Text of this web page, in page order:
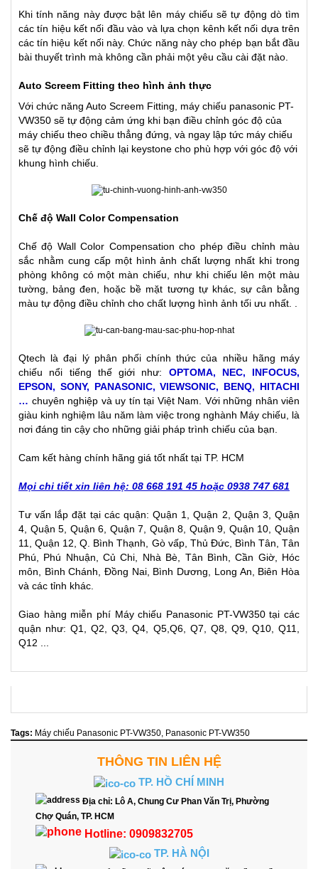
Khi tính năng này được bật lên máy chiếu sẽ tự động dò tìm
các tín hiệu kết nối đầu vào và lựa chọn kênh kết nối dựa trên
các tín hiệu kết nối này. Chức năng này cho phép bạn bắt đầu
bài thuyết trình mà không cần phải một yêu cầu cài đặt nào.
Auto Screem Fitting theo hình ảnh thực
Với chức năng Auto Screem Fitting, máy chiếu panasonic PT-
VW350 sẽ tự động cảm ứng khi bạn điều chỉnh góc độ của
máy chiếu theo chiều thẳng đứng, và ngay lập tức máy chiếu
sẽ tự động điều chỉnh lại keystone cho phù hợp với góc độ với
khung hình chiếu.
Chế độ Wall Color Compensation
Chế độ Wall Color Compensation cho phép điều chỉnh màu
sắc nhằm cung cấp một hình ảnh chất lượng nhất khi trong
phòng không có một màn chiếu, như khi chiếu lên một màu
tường, bảng đen, hoặc bề mặt tương tự khác, sự cân bằng
màu tự động điều chỉnh cho chất lượng hình ảnh tối ưu nhất. .
Qtech là đại lý phân phối chính thức của nhiều hãng máy
chiếu nổi tiếng thế giới như: OPTOMA, NEC, INFOCUS,
EPSON, SONY, PANASONIC, VIEWSONIC, BENQ, HITACHI
… chuyên nghiệp và uy tín tại Việt Nam. Với những nhân viên
giàu kinh nghiệm lâu năm làm việc trong nghành Máy chiếu, là
nơi đáng tin cậy cho những giải pháp trình chiếu của bạn.
Cam kết hàng chính hãng giá tốt nhất tại TP. HCM
Mọi chi tiết xin liên hệ: 08 668 191 45 hoặc 0938 747 681
Tư vấn lắp đặt tại các quận: Quận 1, Quận 2, Quận 3, Quận
4, Quận 5, Quận 6, Quận 7, Quận 8, Quận 9, Quận 10, Quận
11, Quận 12, Q. Bình Thạnh, Gò vấp, Thủ Đức, Bình Tân, Tân
Phú, Phú Nhuận, Củ Chi, Nhà Bè, Tân Bình, Cần Giờ, Hóc
môn, Bình Chánh, Đồng Nai, Bình Dương, Long An, Biên Hòa
và các tỉnh khác.
Giao hàng miễn phí Máy chiếu Panasonic PT-VW350 tại các
quận như: Q1, Q2, Q3, Q4, Q5,Q6, Q7, Q8, Q9, Q10, Q11,
Q12 ...
Tags: Máy chiếu Panasonic PT-VW350, Panasonic PT-VW350
THÔNG TIN LIÊN HỆ
TP. HỒ CHÍ MINH
Địa chỉ: Lô A, Chung Cư Phan Văn Trị, Phường
Chợ Quán, TP. HCM
Hotline: 0909832705
TP. HÀ NỘI